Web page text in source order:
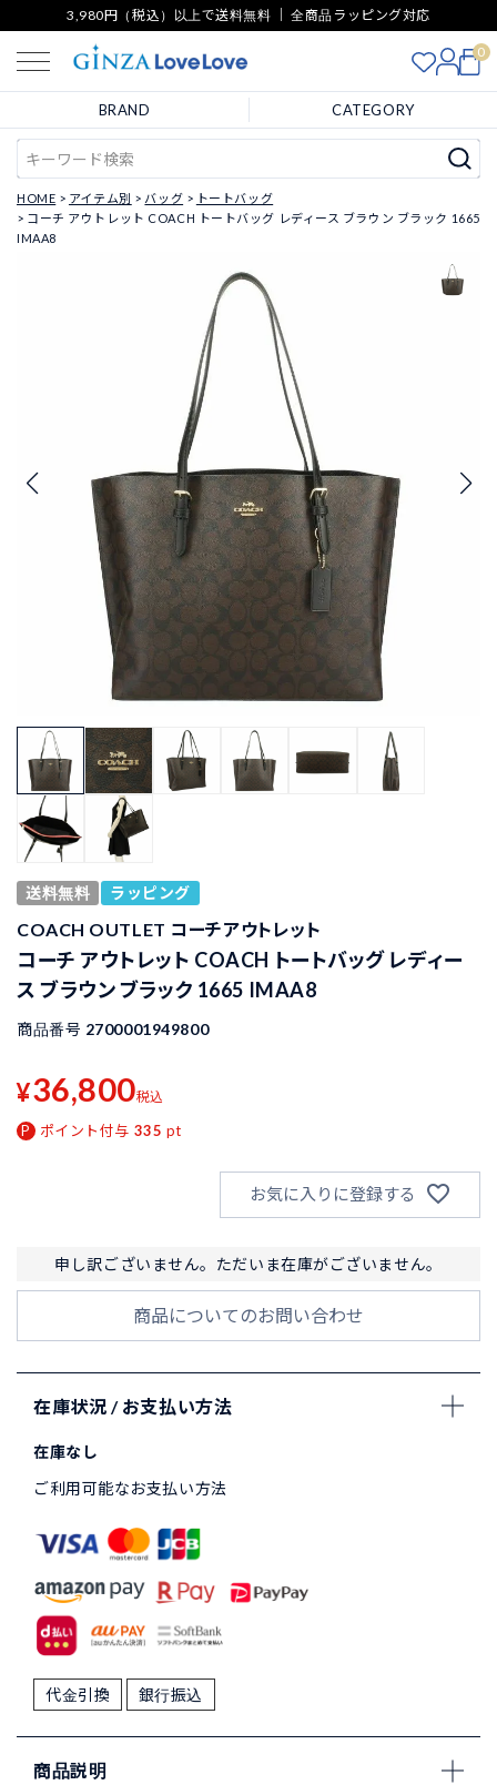
3,980円（税込）以上で送料無料 ｜ 全商品ラッピング対応
0
BRAND CATEGORY
HOME アイテム別 バッグ
トートバッグ
コーチ アウトレット COACH トートバッグ レディース ブラウン ブラック 1665
IMAA8
送料無料 ラッピング
COACH OUTLET コーチアウトレット
コーチ アウトレット COACH トートバッグ レディー
ス ブラウン ブラック 1665 IMAA8
商品番号 2700001949800
¥36,800税込
ポイント付与 335 pt
お気に入りに登録する
申し訳ございません。ただいま在庫がございません。
商品についてのお問い合わせ
在庫状況 / お支払い方法
在庫なし
ご利用可能なお支払い方法
代金引換 銀行振込
商品説明